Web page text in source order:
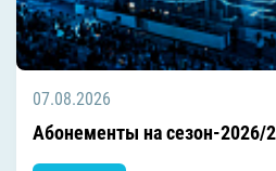
07.08.2026
Абонементы на сезон-2026/